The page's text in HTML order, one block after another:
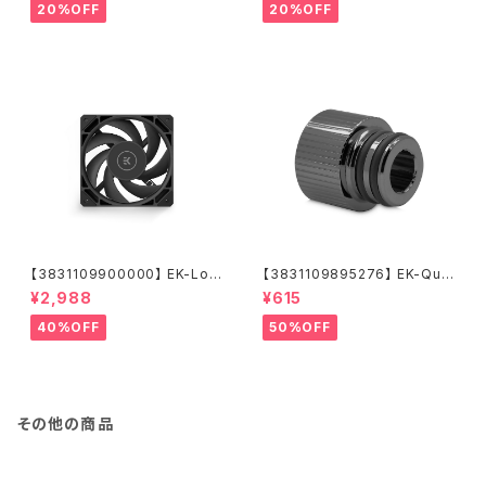
20%OFF 20%OFF
【3831109900000】 EK-Loo
p Fan FPT 120 - Black (550
-2300rpm)
¥2,988
40%OFF
【3831109895276】 EK-Qua
ntum Torque Push-In Adap
ter M 14 - Black Nickel
¥615
50%OFF
その他の商品